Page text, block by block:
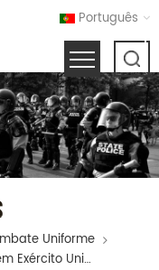
Português
Uniforme
Três Cores Deserto Camuflagem Exército Uniforme